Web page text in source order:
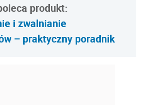
produkt:
i zwalnianie
– praktyczny poradnik